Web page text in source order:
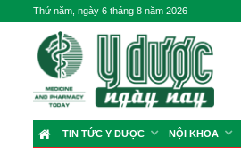
Thứ năm, ngày 6 tháng 8 năm 2026
TIN TỨC Y DƯỢC NỘI KHOA